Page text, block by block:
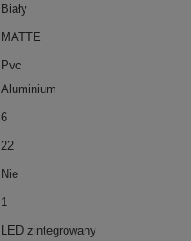
Biały
MATTE
Pvc
Aluminium
6
22
Nie
1
LED zintegrowany